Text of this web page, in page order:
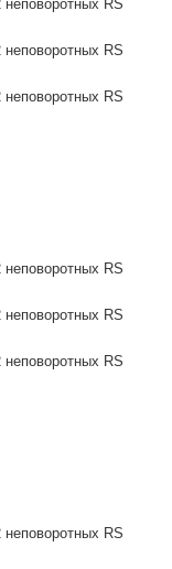
RS
RS
RS
RS
RS
RS
RS